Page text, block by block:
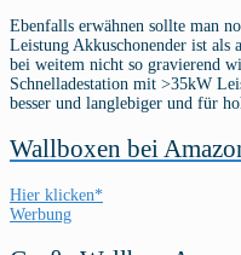
Ebenfalls erwähnen sollte man
Leistung Akkuschonender ist
bei weitem nicht so gravierend
Schnelladestation mit >35kW
besser und langlebiger und für
Wallboxen bei
Hier klicken*
Werbung